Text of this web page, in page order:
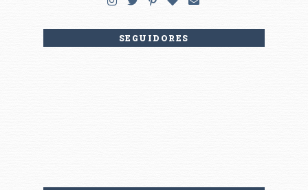
SEGUIDORES